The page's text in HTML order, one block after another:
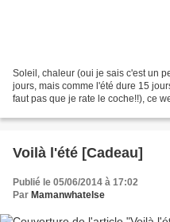
Soleil, chaleur (oui je sais c'est un
jours, mais comme l'été dure 15
faut pas que je rate le coche!!), ce
Voilà l'été [Cadeau]
Publié le 05/06/2014 à 17:02
Par Mamanwhatelse